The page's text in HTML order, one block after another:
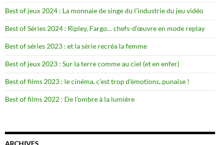
Best of jeux 2024 : La monnaie de singe du l’industrie du jeu vidéo
Best of Séries 2024 : Ripley, Fargo… chefs-d’œuvre en mode replay
Best of séries 2023 : et la série recréa la femme
Best of jeux 2023 : Sur la terre comme au ciel (et en enfer)
Best of films 2023 : le cinéma, c’est trop d’émotions, punaise !
Best of films 2022 : De l’ombre à la lumière
ARCHIVES